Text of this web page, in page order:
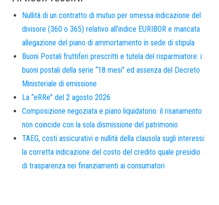
Nullità di un contratto di mutuo per omessa indicazione del
divisore (360 o 365) relativo all’indice EURIBOR e mancata
allegazione del piano di ammortamento in sede di stipula
Buoni Postali fruttiferi prescritti e tutela del risparmiatore: i
buoni postali della serie “18 mesi” ed assenza del Decreto
Ministeriale di emissione
La “eRRe” del 2 agosto 2026
Composizione negoziata e piano liquidatorio: il risanamento
non coincide con la sola dismissione del patrimonio
TAEG, costi assicurativi e nullità della clausola sugli interessi:
la corretta indicazione del costo del credito quale presidio
di trasparenza nei finanziamenti ai consumatori